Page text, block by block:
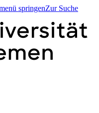
springenZur Suche